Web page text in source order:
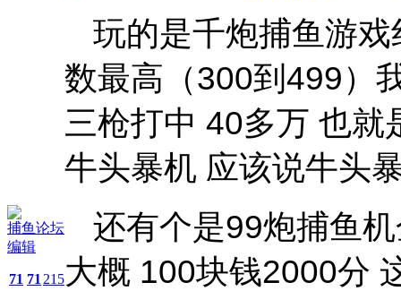
捕鱼论坛
编辑
71 71 215
玩的是千炮捕鱼游
数最高（300到499）
三枪打中 40多万 也
牛头暴机 应该说牛头
还有个是99炮捕鱼
大概 100块钱2000分